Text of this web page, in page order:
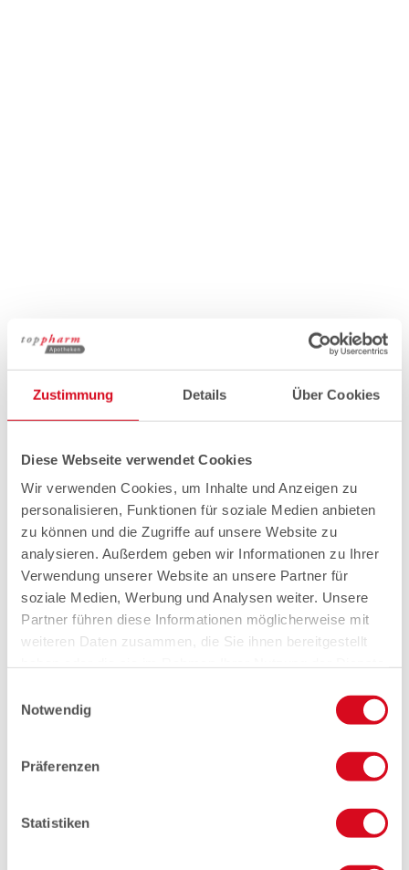
Zustimmung Details Über Cookies
Diese Webseite verwendet Cookies
Wir verwenden Cookies, um Inhalte und Anzeigen zu
personalisieren, Funktionen für soziale Medien anbieten
zu können und die Zugriffe auf unsere Website zu
analysieren. Außerdem geben wir Informationen zu Ihrer
Verwendung unserer Website an unsere Partner für
soziale Medien, Werbung und Analysen weiter. Unsere
Partner führen diese Informationen möglicherweise mit
weiteren Daten zusammen, die Sie ihnen bereitgestellt
Notwendig
Präferenzen
Statistiken